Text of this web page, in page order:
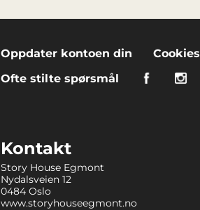
Oppdater kontoen din Cookies
Ofte stilte spørsmål
Kontakt
Story House Egmont
Nydalsveien 12
0484 Oslo
www.storyhouseegmont.no